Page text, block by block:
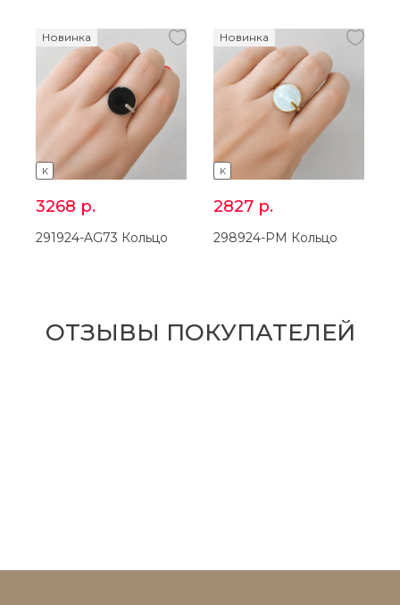
K
Новинка
3268 р.
291924-AG73 Кольцо
K
Новинка
2827 р.
298924-PM Кольцо
ОТЗЫВЫ ПОКУПАТЕЛЕЙ